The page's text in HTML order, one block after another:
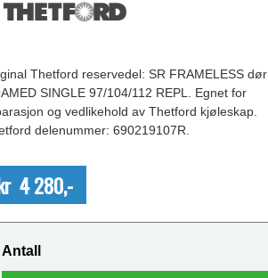
Thetford reservedel: SR FRAMELESS dør
SINGLE 97/104/112 REPL. Egnet for
og vedlikehold av Thetford kjøleskap.
delenummer: 690219107R.
4 280,-
Antall